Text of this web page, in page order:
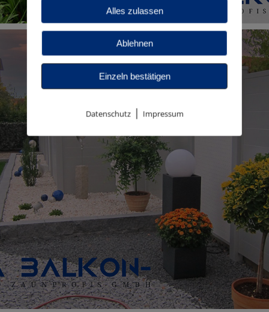
Alles zulassen
Ablehnen
Einzeln bestätigen
Datenschutz| Impressum